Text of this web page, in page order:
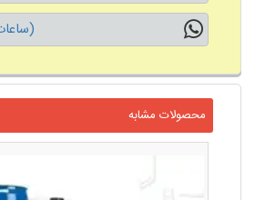
(ساعات تماس 24ساعت)
محصولات مشابه